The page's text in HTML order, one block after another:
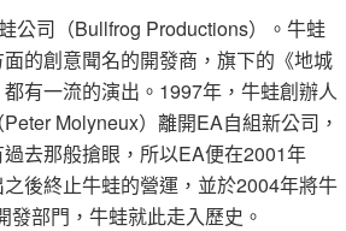
公司（Bullfrog Productions）。牛蛙
的創意聞名的開發商，旗下的《地城
有一流的演出。1997年，牛蛙創辦人
Molyneux）離開EA自組新公司，
去那般搶眼，所以EA便在2001年
之後終止牛蛙的營運，並於2004年將牛
部門，牛蛙就此走入歷史。